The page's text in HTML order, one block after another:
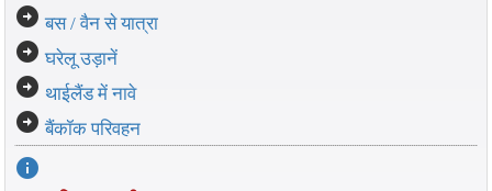
arrow_circle_right बस / वैन से यात्रा
arrow_circle_right घरेलू उड़ानें
arrow_circle_right थाईलैंड में नावे
arrow_circle_right बैंकॉक परिवहन
info